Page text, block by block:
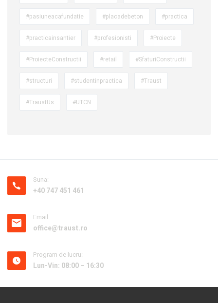
#pasiuneacafundatie #placadebeton #practica
#practicainsantier #profesionisti #Proiecte
#ProiecteConstructii #retail #SfaturiConstructii
#structuri #studentinpractica #Traust
#TraustUs #UTCN
Suna:
+40 747 451 461
Email
office@traust.ro
Program de lucru:
Lun-Vin: 08:00 – 16:30